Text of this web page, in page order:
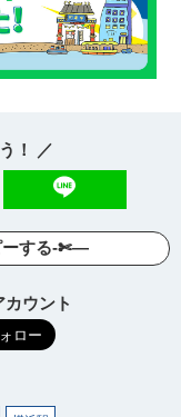
！ ／
ーする-✄—
ウント